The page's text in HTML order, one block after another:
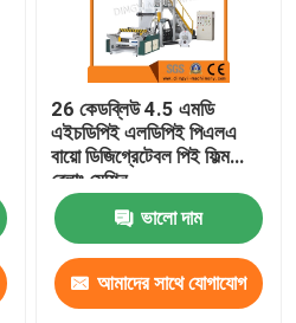
26 কেডব্লিউ 4.5 এমডি
এইচডিপিই এলডিপিই পিএলএ
বায়ো ডিজিগ্রেটেবল পিই ফিল্ম
ব্লোং মেশিন
ভালো দাম
আমাদের সাথে যোগাযোগ